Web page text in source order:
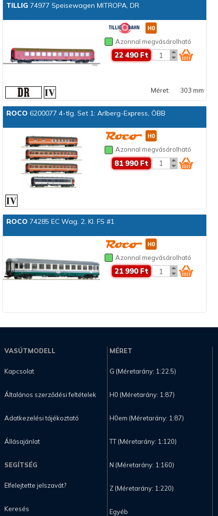
TILLIG 74977 Speisewagen MITROPA, DR
Azonnal megvásárolható
22 490 Ft
Méret: 303 mm
ROCO 6200077 4-tlg. Set 1: Arlberg-Express, ÖBB
Azonnal megvásárolható
81 990 Ft
ROCO 74285 EC Wag. 2. Kl. FS #1
Azonnal megvásárolható
21 990 Ft
VASÚTMODELL
Kapcsolat
Általános szerződési feltételek
Adatkezelési tájékoztató
Állásajánlat
SEGÍTSÉG
Elfelejtette jelszavát?
Keresés
MÉRET
G (Méretarány: 1:22.5)
H0 (Méretarány: 1:87)
H0em (Méretarány: 1:87)
TT (Méretarány: 1:120)
N (Méretarány: 1:160)
Z (Méretarány: 1:220)
Egyéb